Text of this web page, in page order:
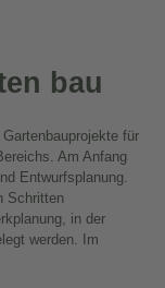
bau
für
Am Anfang
Entwurfsplanung.
Schritten
in der
werden. Im